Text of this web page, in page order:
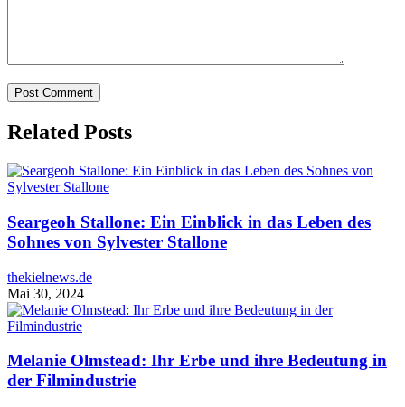
Related Posts
Seargeoh Stallone: Ein Einblick in das Leben des
Sohnes von Sylvester Stallone
thekielnews.de
Mai 30, 2024
Melanie Olmstead: Ihr Erbe und ihre Bedeutung in
der Filmindustrie